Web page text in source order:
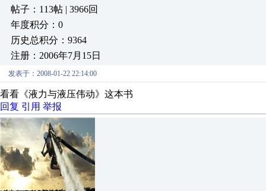
帖子：113帖 | 3966回
年度积分：0
历史总积分：9364
注册：2006年7月15日
发表于：2008-01-22 22:14:00
看看《液力与液压伟动》这本书
回复 引用 举报